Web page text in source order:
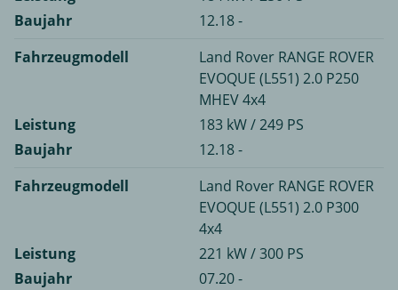
Baujahr
12.18 -
Fahrzeugmodell
Land Rover RANGE ROVER
EVOQUE (L551) 2.0 P250
MHEV 4x4
Leistung
183 kW / 249 PS
Baujahr
12.18 -
Fahrzeugmodell
Land Rover RANGE ROVER
EVOQUE (L551) 2.0 P300
4x4
Leistung
221 kW / 300 PS
Baujahr
07.20 -